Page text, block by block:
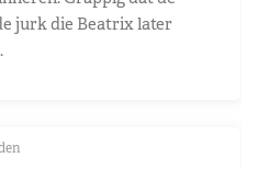
jurk die Beatrix later